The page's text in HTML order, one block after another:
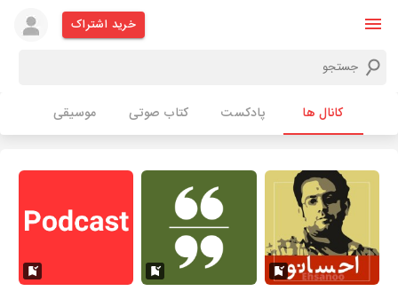
خرید اشتراک
کانال ها پادکست کتاب صوتی موسیقی